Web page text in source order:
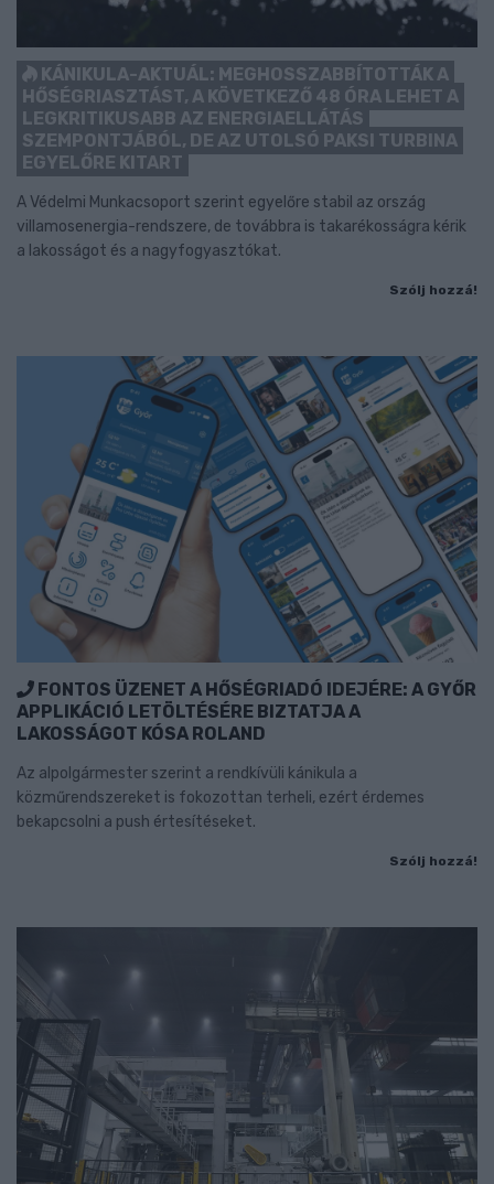
KÁNIKULA-AKTUÁL: MEGHOSSZABBÍTOTTÁK A
HŐSÉGRIASZTÁST, A KÖVETKEZŐ 48 ÓRA LEHET A
LEGKRITIKUSABB AZ ENERGIAELLÁTÁS
SZEMPONTJÁBÓL, DE AZ UTOLSÓ PAKSI TURBINA
EGYELŐRE KITART
A Védelmi Munkacsoport szerint egyelőre stabil az ország
villamosenergia-rendszere, de továbbra is takarékosságra kérik
a lakosságot és a nagyfogyasztókat.
Szólj hozzá!
FONTOS ÜZENET A HŐSÉGRIADÓ IDEJÉRE: A GYŐR
APPLIKÁCIÓ LETÖLTÉSÉRE BIZTATJA A
LAKOSSÁGOT KÓSA ROLAND
Az alpolgármester szerint a rendkívüli kánikula a
közműrendszereket is fokozottan terheli, ezért érdemes
bekapcsolni a push értesítéseket.
Szólj hozzá!